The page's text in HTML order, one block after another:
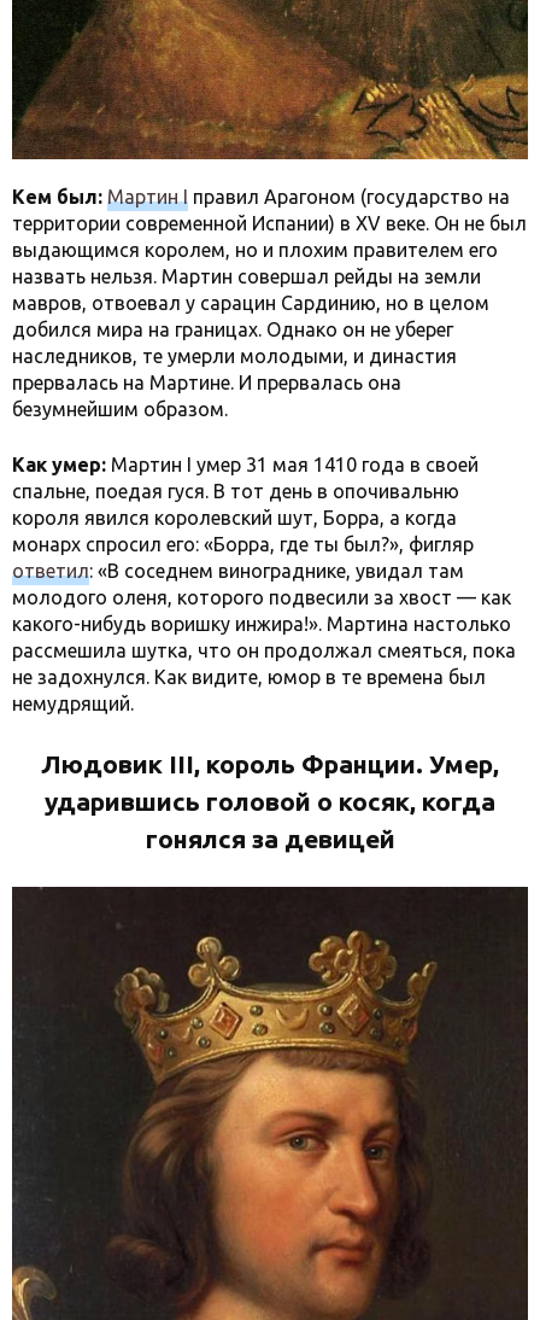
Кем был: Мартин I правил Арагоном (государство на
территории современной Испании) в XV веке. Он не был
выдающимся королем, но и плохим правителем его
назвать нельзя. Мартин совершал рейды на земли
мавров, отвоевал у сарацин Сардинию, но в целом
добился мира на границах. Однако он не уберег
наследников, те умерли молодыми, и династия
прервалась на Мартине. И прервалась она
безумнейшим образом.
Как умер: Мартин I умер 31 мая 1410 года в своей
спальне, поедая гуся. В тот день в опочивальню
короля явился королевский шут, Борра, а когда
монарх спросил его: «Борра, где ты был?», фигляр
ответил: «В соседнем винограднике, увидал там
молодого оленя, которого подвесили за хвост — как
какого-нибудь воришку инжира!». Мартина настолько
рассмешила шутка, что он продолжал смеяться, пока
не задохнулся. Как видите, юмор в те времена был
немудрящий.
Людовик III, король Франции. Умер,
ударившись головой о косяк, когда
гонялся за девицей